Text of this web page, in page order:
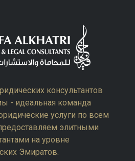
консультантов
- идеальная команда
услуги по всем
элитными
на уровне
Эмиратов.